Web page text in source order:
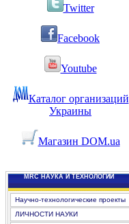
Twitter
Facebook
Youtube
Каталог организаций
Украины
Магазин DOM.ua
MRC НАУКА И ТЕХНОЛОГИИ
Научно-технологические проекты
ЛИЧНОСТИ НАУКИ